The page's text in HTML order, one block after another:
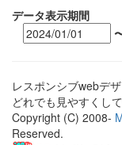
データ表示期間
レスポンシブwebデ
どれでも見やすくして
Copyright (C) 2008-
Reserved.